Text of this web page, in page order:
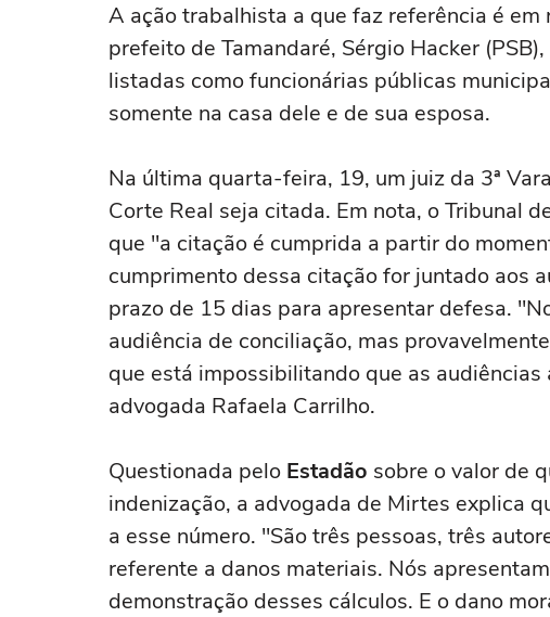
A ação trabalhista a que faz referência é
prefeito de Tamandaré, Sérgio Hacker
listadas como funcionárias públicas
somente na casa dele e de sua esposa.
Na última quarta-feira, 19, um juiz da 3ª
Corte Real seja citada. Em nota, o Tribunal
que "a citação é cumprida a partir do
cumprimento dessa citação for juntado aos
prazo de 15 dias para apresentar defesa.
audiência de conciliação, mas
que está impossibilitando que as
advogada Rafaela Carrilho.
Questionada pelo Estadão sobre o valor de
indenização, a advogada de Mirtes explica
a esse número. "São três pessoas, três
referente a danos materiais. Nós
demonstração desses cálculos. E o dano